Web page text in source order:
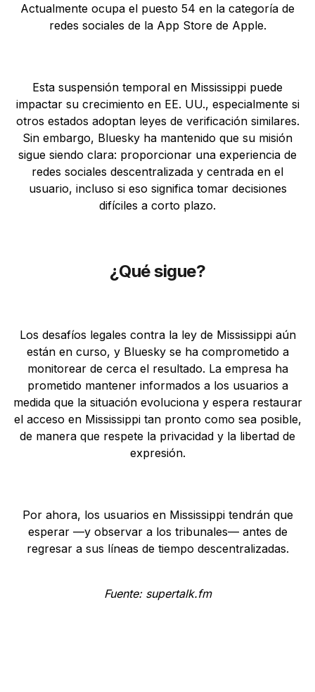
Actualmente ocupa el puesto 54 en la categoría de
redes sociales de la App Store de Apple.
Esta suspensión temporal en Mississippi puede
impactar su crecimiento en EE. UU., especialmente si
otros estados adoptan leyes de verificación similares.
Sin embargo, Bluesky ha mantenido que su misión
sigue siendo clara: proporcionar una experiencia de
redes sociales descentralizada y centrada en el
usuario, incluso si eso significa tomar decisiones
difíciles a corto plazo.
¿Qué sigue?
Los desafíos legales contra la ley de Mississippi aún
están en curso, y Bluesky se ha comprometido a
monitorear de cerca el resultado. La empresa ha
prometido mantener informados a los usuarios a
medida que la situación evoluciona y espera restaurar
el acceso en Mississippi tan pronto como sea posible,
de manera que respete la privacidad y la libertad de
expresión.
Por ahora, los usuarios en Mississippi tendrán que
esperar —y observar a los tribunales— antes de
regresar a sus líneas de tiempo descentralizadas.
Fuente: supertalk.fm